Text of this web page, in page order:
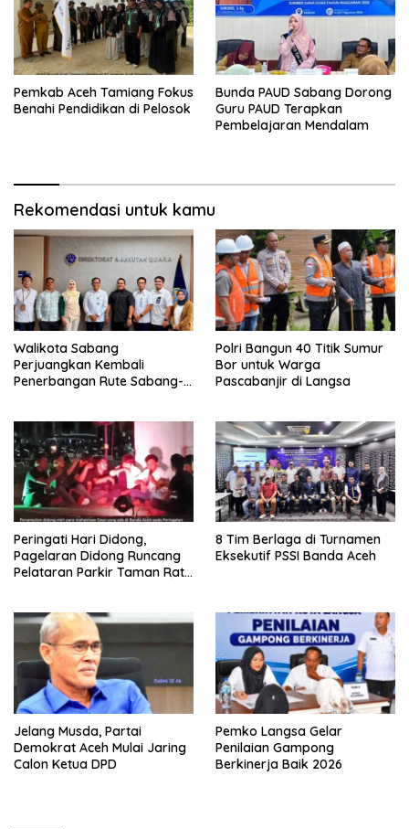
Pemkab Aceh Tamiang Fokus
Benahi Pendidikan di Pelosok
Bunda PAUD Sabang Dorong
Guru PAUD Terapkan
Pembelajaran Mendalam
Rekomendasi untuk kamu
Walikota Sabang
Perjuangkan Kembali
Penerbangan Rute Sabang-
Polri Bangun 40 Titik Sumur
Bor untuk Warga
Pascabanjir di Langsa
Peringati Hari Didong,
Pagelaran Didong Runcang
Pelataran Parkir Taman Ratu
8 Tim Berlaga di Turnamen
Eksekutif PSSI Banda Aceh
Jelang Musda, Partai
Demokrat Aceh Mulai Jaring
Calon Ketua DPD
Pemko Langsa Gelar
Penilaian Gampong
Berkinerja Baik 2026